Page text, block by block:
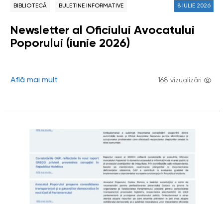
BIBLIOTECĂ BULETINE INFORMATIVE 8 IULIE 2026
Newsletter al Oficiului Avocatului
Poporului (iunie 2026)
Află mai mult 168 vizualizări